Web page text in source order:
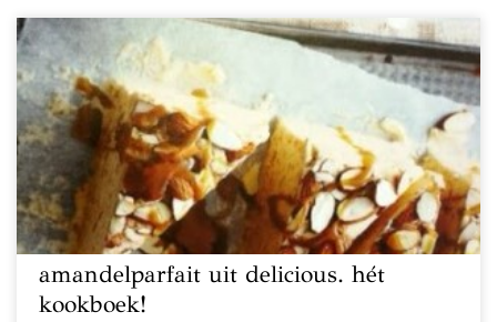
amandelparfait uit delicious. hét
kookboek!